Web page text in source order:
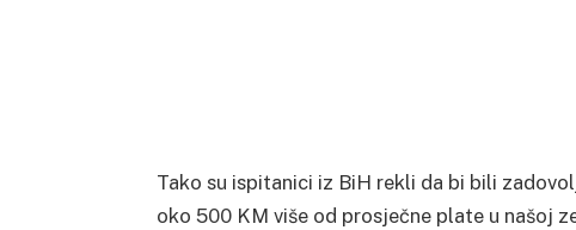
Tako su ispitanici iz BiH rekli da bi bili
oko 500 KM više od prosječne plate u našoj